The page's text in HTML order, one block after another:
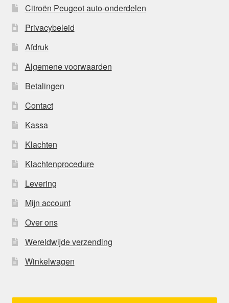
Citroën Peugeot auto-onderdelen
Privacybeleid
Afdruk
Algemene voorwaarden
Betalingen
Contact
Kassa
Klachten
Klachtenprocedure
Levering
Mijn account
Over ons
Wereldwijde verzending
Winkelwagen